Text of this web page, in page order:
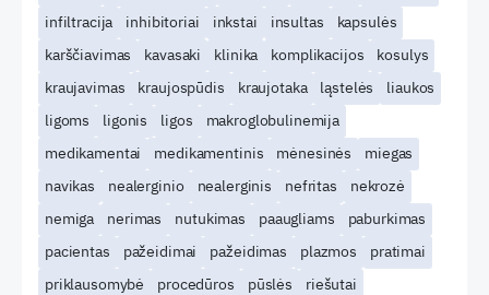
infiltracija
inhibitoriai inkstai insultas
kapsulės
karščiavimas
kavasaki klinika komplikacijos
kosulys
kraujavimas
kraujospūdis kraujotaka ląstelės
liaukos
ligoms
ligonis ligos
makroglobulinemija
medikamentai
medikamentinis mėnesinės
miegas
navikas
nealerginio nealerginis nefritas
nekrozė
nemiga
nerimas nutukimas paaugliams
paburkimas
pacientas
pažeidimai pažeidimas plazmos
pratimai
priklausomybė
procedūros pūslės
riešutai